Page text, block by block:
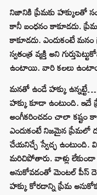
నిజానికి ప్రేమకు హక్కులతో
కానీ బంధనం కాకూడదు.
కాకూడదు. ఎందుకంటే
స్వతంత్ర వ్యక్తి అని
ఉంటాయి. వారి కలలు
మనతో ఉండే హక్కు
హక్కు కూడా ఉంటుంది. ఇదే
అంగీకరించడం చాలా కష్టం
ఎందుకంటే నిజమైన ప్రేమలో
చేయనిచ్చే స్వేచ్ఛ ఉంటుంది.
మరిచిపోతారు. వాళ్లు
అనుకోవడంతో మెంటల్‌ పీస్‌
హక్కు కోరడాన్ని ప్రేమ